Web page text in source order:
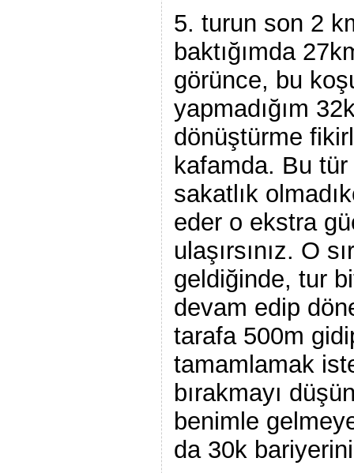
5. turun son 2
baktığımda
görünce, bu
yapmadığım
dönüştürme
kafamda. Bu tür
sakatlık
eder o ekstra
ulaşırsınız. O
geldiğinde, tur
devam edip
tarafa 500m
tamamlamak
bırakmayı
benimle
da 30k